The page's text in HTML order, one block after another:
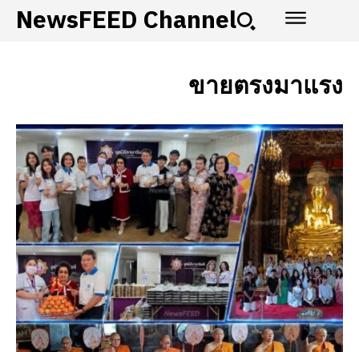
NewsFEED Channel
ขายตรงมาแรง